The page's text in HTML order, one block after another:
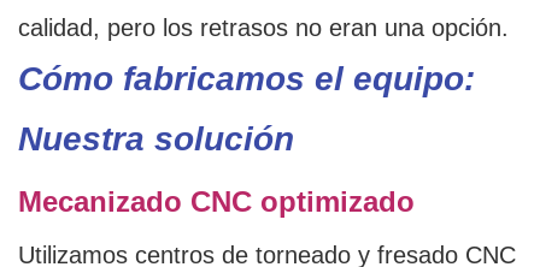
calidad, pero los retrasos no eran una opción.
Cómo fabricamos el equipo:
Nuestra solución
Mecanizado CNC optimizado
Utilizamos centros de torneado y fresado CNC